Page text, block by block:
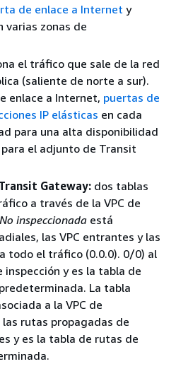
de enlace a Internet y
varias zonas de
el tráfico que sale de la red
(saliente de norte a sur).
enlace a Internet, puertas de
IP elásticas en cada
para una alta disponibilidad
el adjunto de Transit
Gateway: dos tablas
a través de la VPC de
No inspeccionada está
las VPC entrantes y las
todo el tráfico (0.0.0). 0/0) al
inspección y es la tabla de
La tabla
a la VPC de
rutas propagadas de
y es la tabla de rutas de